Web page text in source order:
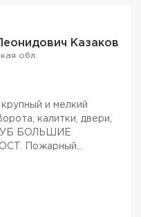
Казаков
обл.
и мелкий
калитки, двери,
БОЛЬШИЕ
Пожарный